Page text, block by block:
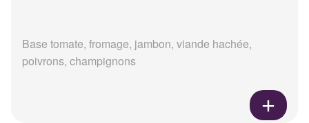
Base tomate, fromage, jambon, viande hachée,
poivrons, champignons